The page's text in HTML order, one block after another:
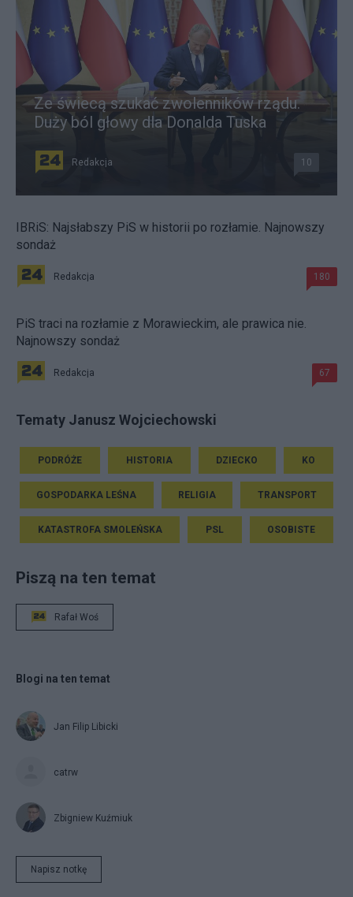
Ze świecą szukać zwolenników rządu.
Duży ból głowy dla Donalda Tuska
Redakcja 10
IBRiS: Najsłabszy PiS w historii po rozłamie. Najnowszy
sondaż
Redakcja 180
PiS traci na rozłamie z Morawieckim, ale prawica nie.
Najnowszy sondaż
Redakcja 67
Tematy Janusz Wojciechowski
PODRÓŻE HISTORIA DZIECKO KO
GOSPODARKA LEŚNA RELIGIA TRANSPORT
KATASTROFA SMOLEŃSKA PSL OSOBISTE
Piszą na ten temat
Rafał Woś
Blogi na ten temat
Jan Filip Libicki
catrw
Zbigniew Kuźmiuk
Napisz notkę